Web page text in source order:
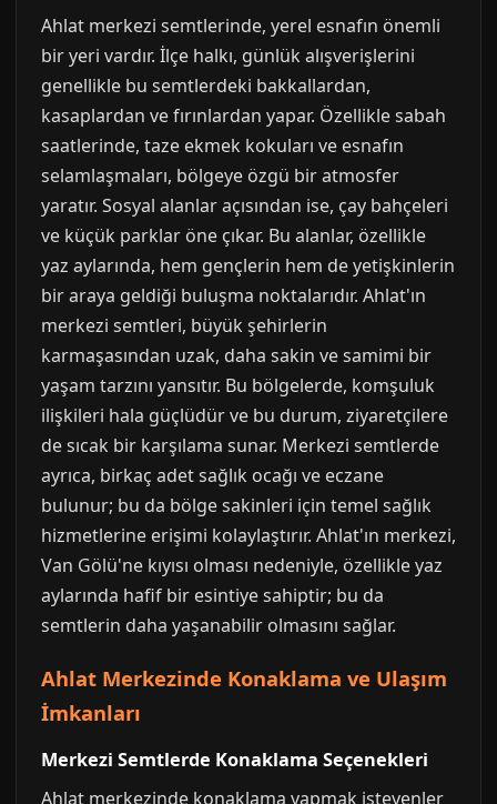
Ahlat merkezi semtlerinde, yerel esnafın önemli
bir yeri vardır. İlçe halkı, günlük alışverişlerini
genellikle bu semtlerdeki bakkallardan,
kasaplardan ve fırınlardan yapar. Özellikle sabah
saatlerinde, taze ekmek kokuları ve esnafın
selamlaşmaları, bölgeye özgü bir atmosfer
yaratır. Sosyal alanlar açısından ise, çay bahçeleri
ve küçük parklar öne çıkar. Bu alanlar, özellikle
yaz aylarında, hem gençlerin hem de yetişkinlerin
bir araya geldiği buluşma noktalarıdır. Ahlat'ın
merkezi semtleri, büyük şehirlerin
karmaşasından uzak, daha sakin ve samimi bir
yaşam tarzını yansıtır. Bu bölgelerde, komşuluk
ilişkileri hala güçlüdür ve bu durum, ziyaretçilere
de sıcak bir karşılama sunar. Merkezi semtlerde
ayrıca, birkaç adet sağlık ocağı ve eczane
bulunur; bu da bölge sakinleri için temel sağlık
hizmetlerine erişimi kolaylaştırır. Ahlat'ın merkezi,
Van Gölü'ne kıyısı olması nedeniyle, özellikle yaz
aylarında hafif bir esintiye sahiptir; bu da
semtlerin daha yaşanabilir olmasını sağlar.
Ahlat Merkezinde Konaklama ve Ulaşım
İmkanları
Merkezi Semtlerde Konaklama Seçenekleri
Ahlat merkezinde konaklama yapmak isteyenler